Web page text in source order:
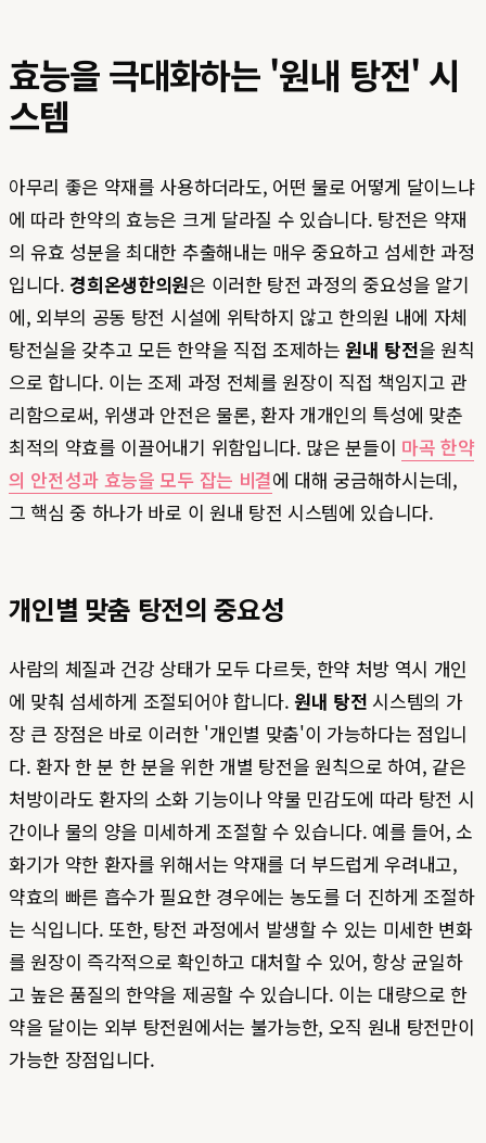
효능을 극대화하는 '원내 탕전' 시
스템
아무리 좋은 약재를 사용하더라도, 어떤 물로 어떻게 달이느냐
에 따라 한약의 효능은 크게 달라질 수 있습니다. 탕전은 약재
의 유효 성분을 최대한 추출해내는 매우 중요하고 섬세한 과정
입니다. 경희온생한의원은 이러한 탕전 과정의 중요성을 알기
에, 외부의 공동 탕전 시설에 위탁하지 않고 한의원 내에 자체
탕전실을 갖추고 모든 한약을 직접 조제하는원내 탕전을 원칙
으로 합니다. 이는 조제 과정 전체를 원장이 직접 책임지고 관
리함으로써, 위생과 안전은 물론, 환자 개개인의 특성에 맞춘
최적의 약효를 이끌어내기 위함입니다. 많은 분들이 마곡 한약
의 안전성과 효능을 모두 잡는 비결에 대해 궁금해하시는데,
그 핵심 중 하나가 바로 이 원내 탕전 시스템에 있습니다.
개인별 맞춤 탕전의 중요성
사람의 체질과 건강 상태가 모두 다르듯, 한약 처방 역시 개인
에 맞춰 섬세하게 조절되어야 합니다.원내 탕전 시스템의 가
장 큰 장점은 바로 이러한 '개인별 맞춤'이 가능하다는 점입니
다. 환자 한 분 한 분을 위한 개별 탕전을 원칙으로 하여, 같은
처방이라도 환자의 소화 기능이나 약물 민감도에 따라 탕전 시
간이나 물의 양을 미세하게 조절할 수 있습니다. 예를 들어, 소
화기가 약한 환자를 위해서는 약재를 더 부드럽게 우려내고,
약효의 빠른 흡수가 필요한 경우에는 농도를 더 진하게 조절하
는 식입니다. 또한, 탕전 과정에서 발생할 수 있는 미세한 변화
를 원장이 즉각적으로 확인하고 대처할 수 있어, 항상 균일하
고 높은 품질의 한약을 제공할 수 있습니다. 이는 대량으로 한
약을 달이는 외부 탕전원에서는 불가능한, 오직 원내 탕전만이
가능한 장점입니다.